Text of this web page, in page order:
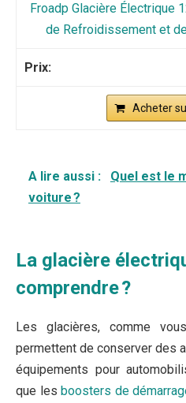
Froadp Glacière Électrique
de Refroidissement et
Acheter
A lire aussi :
Quel est le
voiture ?
La glacière
comprendre ?
Les glacières, comme
permettent de conserver des
équipements pour
que les boosters de